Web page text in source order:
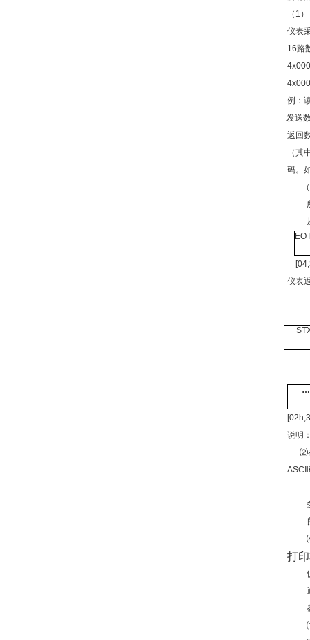
（1）
仪表
16路
例：
发送
返回
（其
码。
（
仪表
说明
⑵
打